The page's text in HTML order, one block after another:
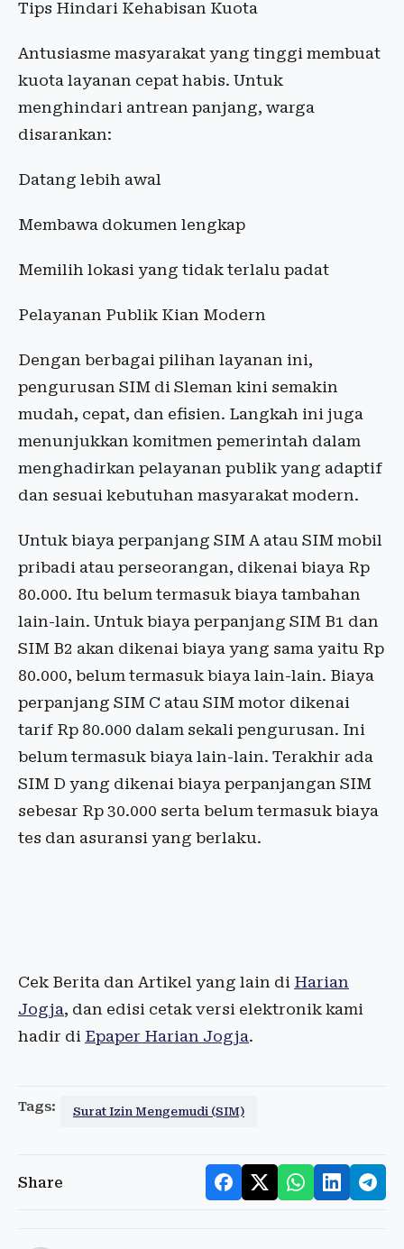
Tips Hindari Kehabisan Kuota
Antusiasme masyarakat yang tinggi membuat
kuota layanan cepat habis. Untuk
menghindari antrean panjang, warga
disarankan:
Datang lebih awal
Membawa dokumen lengkap
Memilih lokasi yang tidak terlalu padat
Pelayanan Publik Kian Modern
Dengan berbagai pilihan layanan ini,
pengurusan SIM di Sleman kini semakin
mudah, cepat, dan efisien. Langkah ini juga
menunjukkan komitmen pemerintah dalam
menghadirkan pelayanan publik yang adaptif
dan sesuai kebutuhan masyarakat modern.
Untuk biaya perpanjang SIM A atau SIM mobil
pribadi atau perseorangan, dikenai biaya Rp
80.000. Itu belum termasuk biaya tambahan
lain-lain. Untuk biaya perpanjang SIM B1 dan
SIM B2 akan dikenai biaya yang sama yaitu Rp
80.000, belum termasuk biaya lain-lain. Biaya
perpanjang SIM C atau SIM motor dikenai
tarif Rp 80.000 dalam sekali pengurusan. Ini
belum termasuk biaya lain-lain. Terakhir ada
SIM D yang dikenai biaya perpanjangan SIM
sebesar Rp 30.000 serta belum termasuk biaya
tes dan asuransi yang berlaku.
Cek Berita dan Artikel yang lain di Harian
Jogja, dan edisi cetak versi elektronik kami
hadir di Epaper Harian Jogja.
Tags: Surat Izin Mengemudi (SIM)
Share